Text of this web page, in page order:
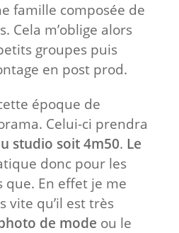
famille composée de
Cela m’oblige alors
groupes puis
en post prod.
époque de
Celui-ci prendra
studio soit 4m50. Le
donc pour les
que. En effet je me
vite qu’il est très
de mode ou le